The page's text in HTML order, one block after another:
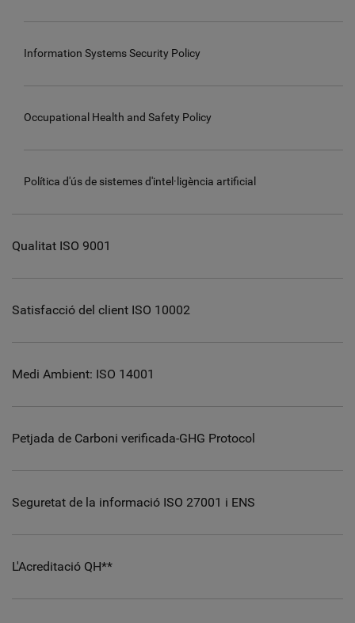
Information Systems Security Policy
Occupational Health and Safety Policy
Política d'ús de sistemes d'intel·ligència artificial
Qualitat ISO 9001
Satisfacció del client ISO 10002
Medi Ambient: ISO 14001
Petjada de Carboni verificada-GHG Protocol
Seguretat de la informació ISO 27001 i ENS
L'Acreditació QH**